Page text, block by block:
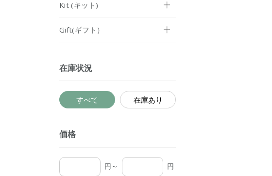
Kit (キット)
Gift(ギフト）
在庫状況
すべて 在庫あり
価格
円～ 円